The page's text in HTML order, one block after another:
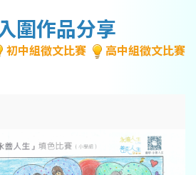
圍作品分享
初中組徵文比賽 高中組徵文比賽